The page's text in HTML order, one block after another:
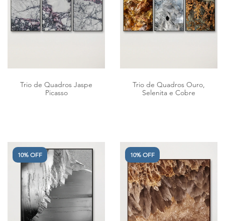
Trio de Quadros Jaspe
Picasso
Trio de Quadros Ouro,
Selenita e Cobre
10% OFF 10% OFF